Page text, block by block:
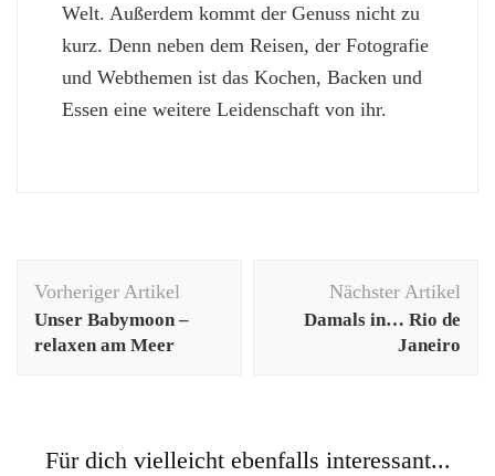
Welt. Außerdem kommt der Genuss nicht zu
kurz. Denn neben dem Reisen, der Fotografie
und Webthemen ist das Kochen, Backen und
Essen eine weitere Leidenschaft von ihr.
Vorheriger Artikel
Unser Babymoon –
relaxen am Meer
Nächster Artikel
Damals in… Rio de
Janeiro
Für dich vielleicht ebenfalls interessant...
Fernreise Reise